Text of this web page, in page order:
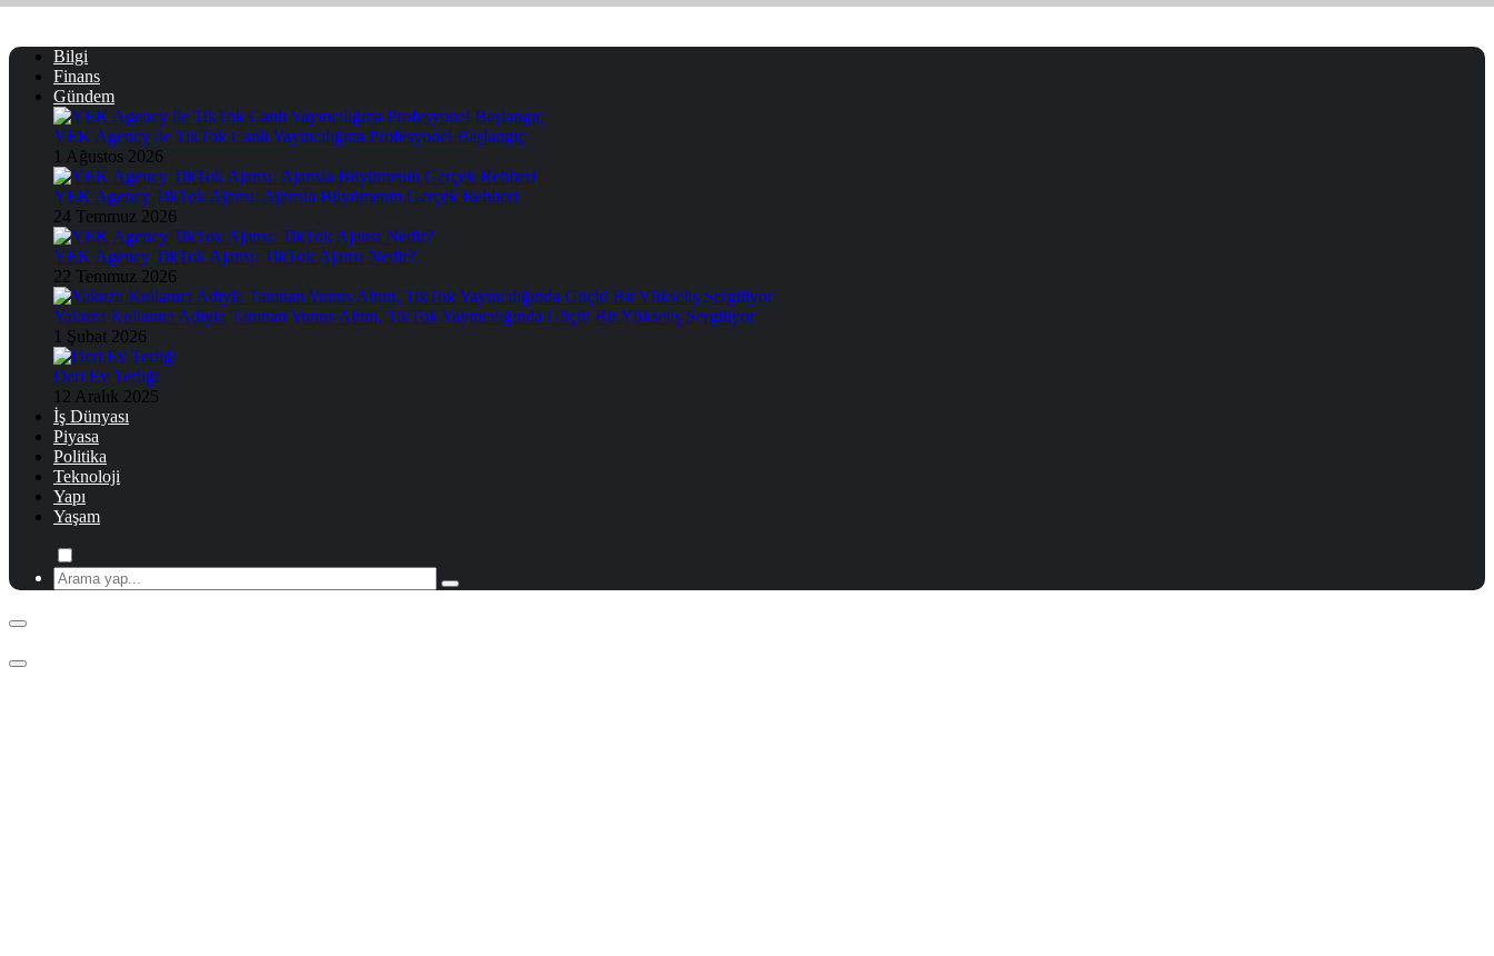
contentBilgi
Finans
Gündem
YEK Agency ile TikTok Canlı Yayıncılığına Profesyonel Başlangıç
1 Ağustos 2026
YEK Agency TikTok Ajansı: Ajansla Büyümenin Gerçek Rehberi
24 Temmuz 2026
YEK Agency TikTok Ajansı: TikTok Ajansı Nedir?
22 Temmuz 2026
Yakuza Kullanıcı Adıyla Tanınan Yunus Altun, TikTok Yayıncılığında Güçlü Bir Yükseliş Sergiliyor
1 Şubat 2026
Deri Ev Terliği
12 Aralık 2025
İş Dünyası
Piyasa
Politika
Teknoloji
Yapı
Yaşam